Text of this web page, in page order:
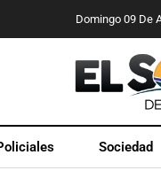
Domingo 09 De
Sociedad